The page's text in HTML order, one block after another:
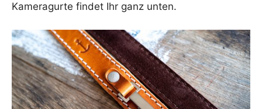
Kame­ra­gur­te fin­det Ihr ganz unten.